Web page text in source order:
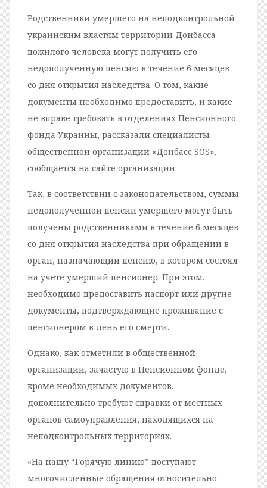
Родственники умершего на неподконтрольной
украинским властям территории Донбасса
пожилого человека могут получить его
недополученную пенсию в течение 6 месяцев
со дня открытия наследства. О том, какие
документы необходимо предоставить, и какие
не вправе требовать в отделениях Пенсионного
фонда Украины, рассказали специалисты
общественной организации «Донбасс SOS»,
сообщается на сайте организации.
Так, в соответствии с законодательством, суммы
недополученной пенсии умершего могут быть
получены родственниками в течение 6 месяцев
со дня открытия наследства при обращении в
орган, назначающий пенсию, в котором состоял
на учете умерший пенсионер. При этом,
необходимо предоставить паспорт или другие
документы, подтверждающие проживание с
пенсионером в день его смерти.
Однако, как отметили в общественной
организации, зачастую в Пенсионном фонде,
кроме необходимых документов,
дополнительно требуют справки от местных
органов самоуправления, находящихся на
неподконтрольных территориях.
«На нашу “Горячую линию” поступают
многочисленные обращения относительно